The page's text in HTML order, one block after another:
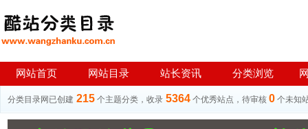
网站首页 网站目录 站长资讯 分类浏览
分类目录网已创建 215 个主题分类，收录 5364 个优秀站点，待审核 0 个未知